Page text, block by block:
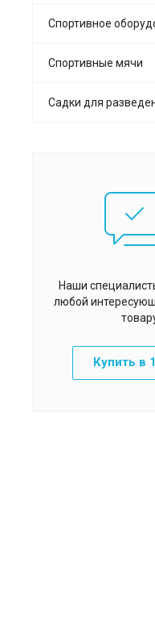
Спортивное
Спортивные мячи
Садки для
Наши
любой
Купить в